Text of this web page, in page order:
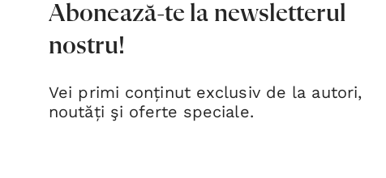
Abonează-te la newsletterul
nostru!
Vei primi conținut exclusiv de la autori,
noutăți şi oferte speciale.